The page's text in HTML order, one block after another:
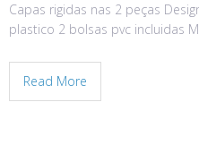
Capas rigidas nas 2 peças
plastico 2 bolsas pvc incluidas
Read More